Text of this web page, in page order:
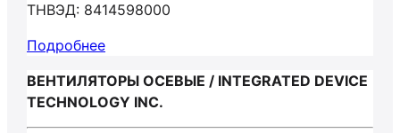
ТНВЭД: 8414598000
Подробнее
ВЕНТИЛЯТОРЫ ОСЕВЫЕ / INTEGRATED DEVICE
TECHNOLOGY INC.